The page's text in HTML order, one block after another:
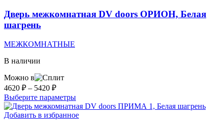
Опции
Дверь межкомнатная DV doors ОРИОН, Белая
шагрень
МЕЖКОМНАТНЫЕ
В наличии
Можно в
4620 ₽ – 5420 ₽Диапазон
цен:
4620 ₽
–
Выберите параметрыЭтот
товар
имеет
Добавить в избранное